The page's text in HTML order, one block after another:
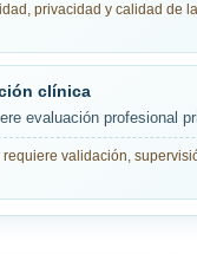
privacidad y calidad de la
clínica
evaluación profesional
validación,